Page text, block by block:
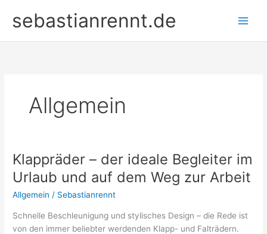
Inhaltsebastianrennt.de
Allgemein
Klappräder – der ideale Begleiter im
Urlaub und auf dem Weg zur Arbeit
Allgemein / Sebastianrennt
Schnelle Beschleunigung und stylisches Design – die Rede ist
von den immer beliebter werdenden Klapp- und Falträdern.